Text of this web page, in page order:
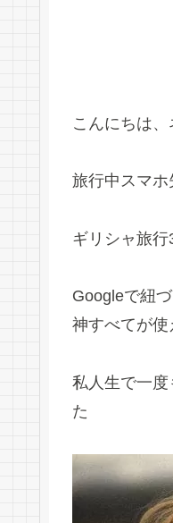
こんにちは
旅行中スマ
ギリシャ旅
Googleで紐
神すべてが使
私人生で一
た